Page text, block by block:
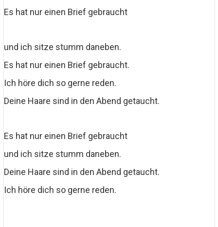
Es hat nur einen Brief gebraucht
und ich sitze stumm daneben.
Es hat nur einen Brief gebraucht.
Ich höre dich so gerne reden.
Deine Haare sind in den Abend getaucht.
Es hat nur einen Brief gebraucht
und ich sitze stumm daneben.
Deine Haare sind in den Abend getaucht.
Ich höre dich so gerne reden.